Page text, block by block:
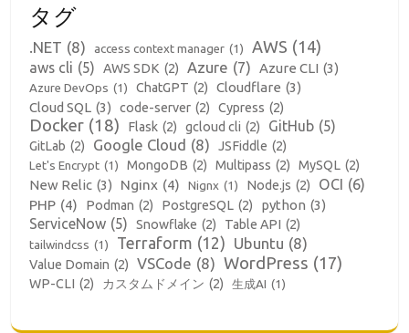
タグ
.NET (8) access context manager (1) AWS (14)
aws cli (5) AWS SDK (2) Azure (7) Azure CLI (3)
Azure DevOps (1) ChatGPT (2) Cloudflare (3)
Cloud SQL (3) code-server (2) Cypress (2)
Docker (18) Flask (2) gcloud cli (2) GitHub (5)
GitLab (2) Google Cloud (8) JSFiddle (2)
Let's Encrypt (1) MongoDB (2) Multipass (2) MySQL (2)
New Relic (3) Nginx (4) Nignx (1) Node.js (2) OCI (6)
PHP (4) Podman (2) PostgreSQL (2) python (3)
ServiceNow (5) Snowflake (2) Table API (2)
tailwindcss (1) Terraform (12) Ubuntu (8)
Value Domain (2) VSCode (8) WordPress (17)
WP-CLI (2) カスタムドメイン (2) 生成AI (1)